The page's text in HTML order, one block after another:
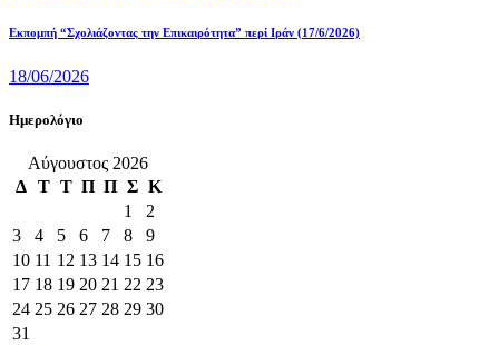
Εκπομπή “Σχολιάζοντας την Επικαιρότητα” περί Ιράν (17/6/2026)
18/06/2026
Ημερολόγιο
Αύγουστος 2026
Δ Τ Τ Π Π Σ Κ
1
2
3
4 5 6 7 8
9
10 11 12 13 14 15 16
17 18 19 20 21 22 23
24 25 26 27 28 29 30
31